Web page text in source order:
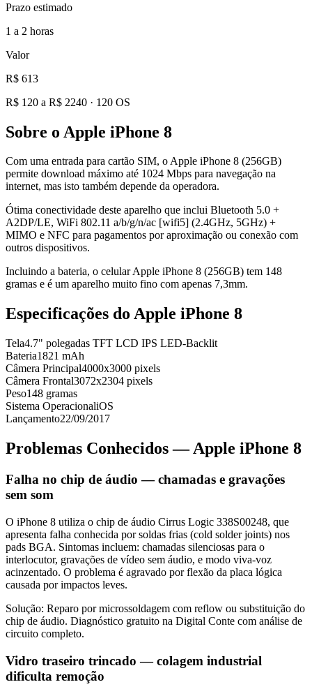
Prazo estimado
1 a 2 horas
Valor
R$ 613
R$ 120 a R$ 2240 · 120 OS
Sobre o Apple iPhone 8
Com uma entrada para cartão SIM, o Apple iPhone 8 (256GB)
permite download máximo até 1024 Mbps para navegação na
internet, mas isto também depende da operadora.
Ótima conectividade deste aparelho que inclui Bluetooth 5.0 +
A2DP/LE, WiFi 802.11 a/b/g/n/ac [wifi5] (2.4GHz, 5GHz) +
MIMO e NFC para pagamentos por aproximação ou conexão com
outros dispositivos.
Incluindo a bateria, o celular Apple iPhone 8 (256GB) tem 148
gramas e é um aparelho muito fino com apenas 7,3mm.
Especificações do Apple iPhone 8
Tela4.7" polegadas TFT LCD IPS LED-Backlit
Bateria1821 mAh
Câmera Principal4000x3000 pixels
Câmera Frontal3072x2304 pixels
Peso148 gramas
Sistema OperacionaliOS
Lançamento22/09/2017
Problemas Conhecidos —Apple iPhone 8
Falha no chip de áudio — chamadas e gravações
sem som
O iPhone 8 utiliza o chip de áudio Cirrus Logic 338S00248, que
apresenta falha conhecida por soldas frias (cold solder joints) nos
pads BGA. Sintomas incluem: chamadas silenciosas para o
interlocutor, gravações de vídeo sem áudio, e modo viva-voz
acinzentado. O problema é agravado por flexão da placa lógica
causada por impactos leves.
Solução: Reparo por microssoldagem com reflow ou substituição do
chip de áudio. Diagnóstico gratuito na Digital Conte com análise de
circuito completo.
Vidro traseiro trincado — colagem industrial
dificulta remoção